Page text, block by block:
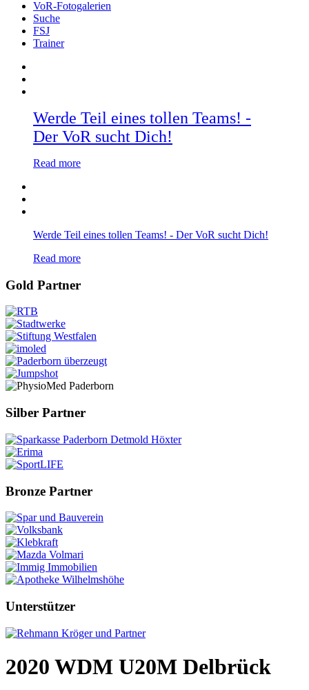
VoR-Fotogalerien
Suche
FSJ
Trainer
Werde Teil eines tollen Teams! -
Der VoR sucht Dich!
Read more
Werde Teil eines tollen Teams! - Der VoR sucht Dich!
Read more
Gold Partner
Silber Partner
Bronze Partner
Unterstützer
2020 WDM U20M Delbrück